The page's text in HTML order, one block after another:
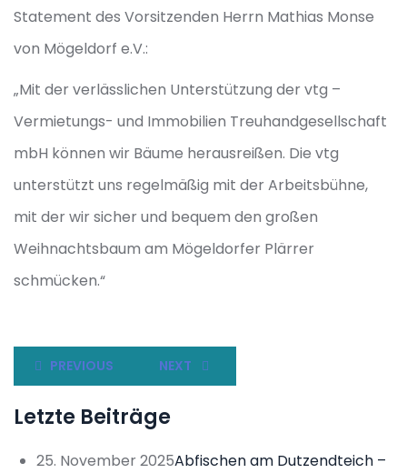
Statement des Vorsitzenden Herrn Mathias Monse
von Mögeldorf e.V.:
„Mit der verlässlichen Unterstützung der vtg –
Vermietungs- und Immobilien Treuhandgesellschaft
mbH können wir Bäume herausreißen. Die vtg
unterstützt uns regelmäßig mit der Arbeitsbühne,
mit der wir sicher und bequem den großen
Weihnachtsbaum am Mögeldorfer Plärrer
schmücken.“
PREVIOUS NEXT
Letzte Beiträge
25. November 2025Abfischen am Dutzendteich –